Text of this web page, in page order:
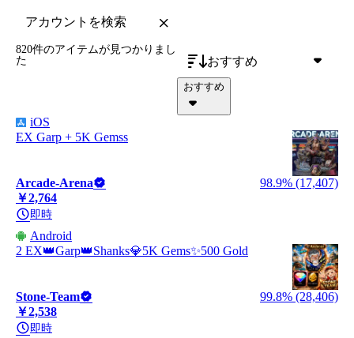
おすすめ
おすすめ
820件のアイテムが見つかりまし
た
iOS
EX Garp + 5K Gemss
Arcade-Arena
98.9% (17,407)
￥2,764
即時
Android
2 EX👑Garp👑Shanks💎5K Gems✨500 Gold
Stone-Team
99.8% (28,406)
￥2,538
即時